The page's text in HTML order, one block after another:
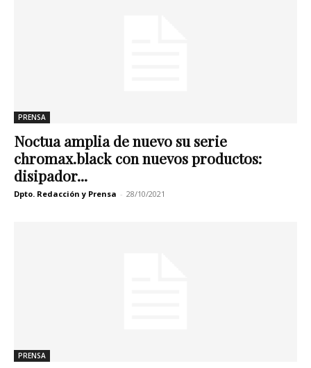
PRENSA
Noctua amplia de nuevo su serie
chromax.black con nuevos productos:
disipador...
Dpto. Redacción y Prensa - 28/10/2021
PRENSA